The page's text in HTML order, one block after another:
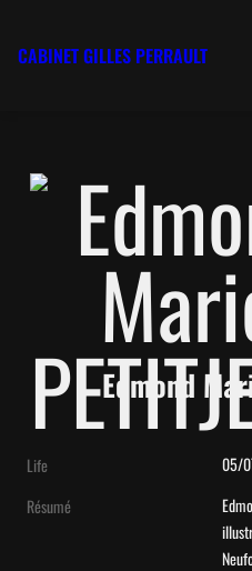
CABINET GILLES PERRAULT
Edmond
Life
05/
Résumé